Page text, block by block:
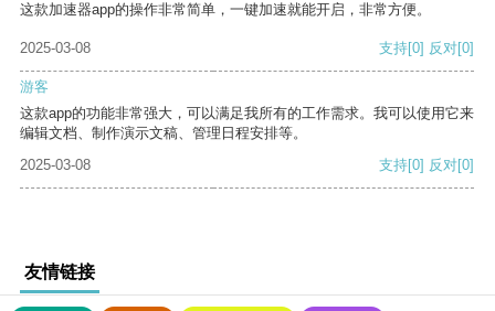
这款加速器app的操作非常简单，一键加速就能开启，非常方便。
2025-03-08 支持[0] 反对[0]
游客
这款app的功能非常强大，可以满足我所有的工作需求。我可以使用它来
编辑文档、制作演示文稿、管理日程安排等。
2025-03-08
支持[0] 反对[0]
友情链接